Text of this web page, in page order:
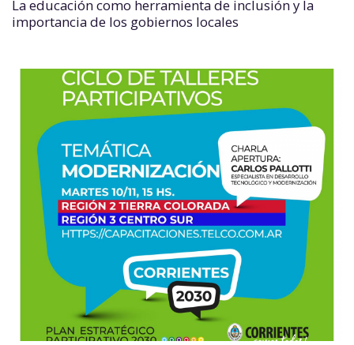
La educación como herramienta de inclusión y la
importancia de los gobiernos locales